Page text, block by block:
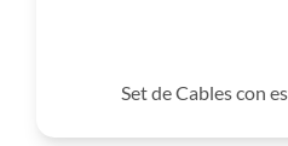
Set de Cables con